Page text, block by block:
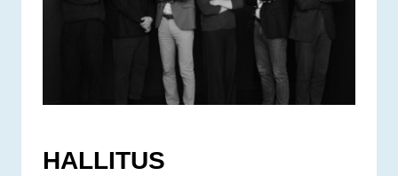
HALLITUS